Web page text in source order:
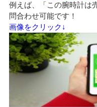
例えば、「この腕時計は
問合わせ可能です！
画像をクリック↓